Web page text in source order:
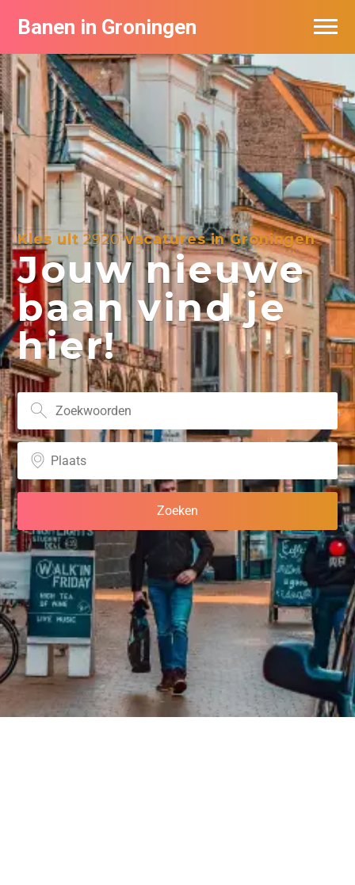
Banen in Groningen
Kies uit2920vacatures in Groningen
Jouw nieuwe
baan vind je
hier!
Vacatures per bedrijf
De populairste vacatures in Groningen
Nieuwsbrief feed